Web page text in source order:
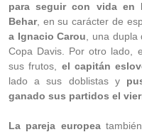
para seguir con vida en
Behar, en su carácter de
a Ignacio Carou , una
Copa Davis. Por otro lado,
sus frutos, el capitán
lado a sus doblistas y
ganado sus partidos el
La pareja europea